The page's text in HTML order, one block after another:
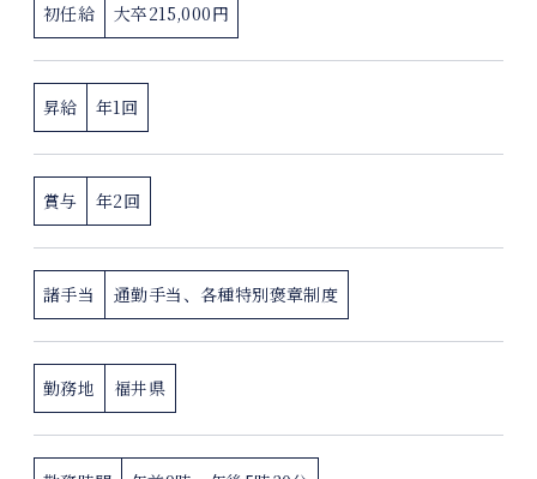
クラファン
医業支援案件
その他
BCP策定支援
クラウドファンディング
お問い合わせ
初任給 大卒215,000円
昇給 年1回
賞与 年2回
諸手当 通勤手当、各種特別褒章制度
勤務地 福井県